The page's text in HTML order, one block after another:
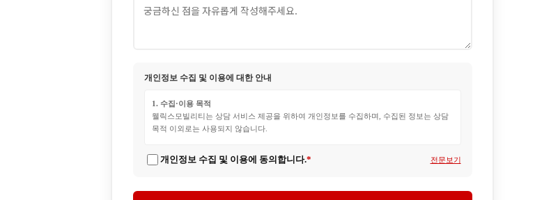
개인정보 수집 및 이용에 대한 안내
1. 수집·이용 목적
웰릭스모빌리티는 상담 서비스 제공을 위하여 개인정보를 수집하며, 수집된 정보는 상담
목적 이외로는 사용되지 않습니다.
2. 수집 항목
- 필수항목: 신청자명, 연락처
개인정보 수집 및 이용에 동의합니다.* 전문보기